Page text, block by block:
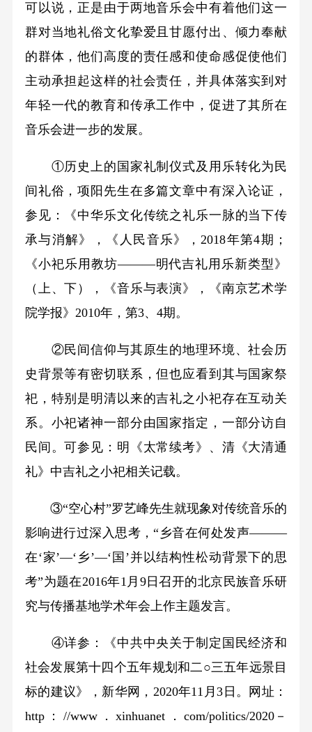
可以说，正是由于两地音乐会中有着他们这一
群对当地礼俗文化挚爱且甘愿付出、倾力奉献
的群体，他们高度的责任感和使命感促使他们
主动承担起这样的社会责任，并具体落实到对
年轻一代的教育和传承工作中，促进了其所在
音乐会进一步的发展。
①历史上的国家礼制仪式及用乐转化为民
间礼俗，项阳先生在多篇文章中有深入论证，
参见：《中华乐文化传统之礼乐一脉的当下传
承与消解》，《人民音乐》，2018年第4期；
《小祀乐用教坊———明代吉礼用乐新类型》
（上、下），《音乐与表演》，《南京艺术学
院学报》2010年，第3、4期。
②民间信仰与其原生的地理环境、社会历
史背景等有密切联系，但也应看到其与国家祭
祀，特别是明清以来的吉礼之小祀存在互动关
系。小祀诸神一部分由国家指定，一部分访自
民间。可参见：明《太常续考》、清《大清通
礼》中吉礼之小祀相关记载。
③“空心村”罗艺峰先生就现象对传统音乐的
影响进行过深入思考，“乡音在何处发声———
在‘家’—‘乡’—‘国’并以结构性松动背景下的思
考”为题在2016年1月9日召开的北京民族音乐研
究与传播基地学术年会上作主题发言。
④详参：《中共中央关于制定国民经济和
社会发展第十四个五年规划和二○三五年远景目
标的建议》，新华网，2020年11月3日。网址：
http：//www．xinhuanet．com/politics/2020－